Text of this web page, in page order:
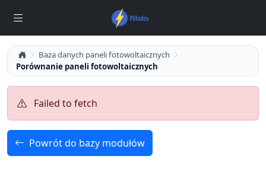
Baza danych paneli fotowoltaicznych
Porównanie paneli fotowoltaicznych
Failed to fetch
Powrót do bazy modułów